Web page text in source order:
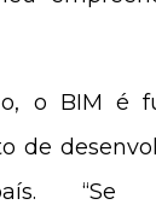
o BIM é
de
“Se